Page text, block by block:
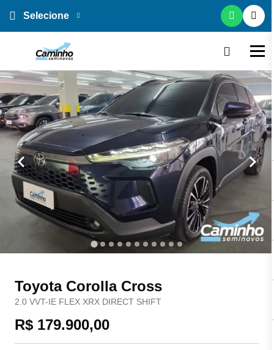
Selecione
Toyota Corolla Cross
2.0 VVT-IE FLEX XRX DIRECT SHIFT
R$ 179.900,00